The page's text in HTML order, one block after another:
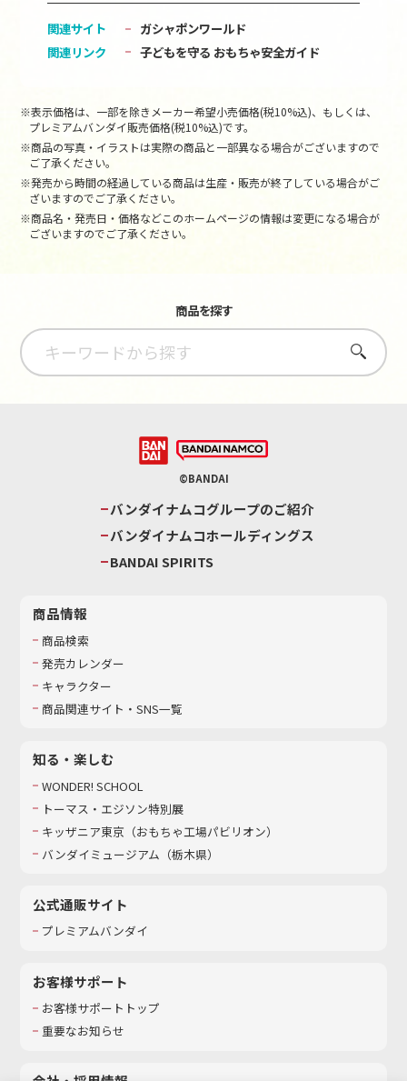
関連サイト
ガシャポンワールド
関連リンク
子どもを守る おもちゃ安全ガイド
※表示価格は、一部を除きメーカー希望小売価格(税10%込)、もしくは、
プレミアムバンダイ販売価格(税10%込)です。
※商品の写真・イラストは実際の商品と一部異なる場合がございますので
ご了承ください。
※発売から時間の経過している商品は生産・販売が終了している場合がご
ざいますのでご了承ください。
※商品名・発売日・価格などこのホームページの情報は変更になる場合が
ございますのでご了承ください。
商品を探す
さがす
©BANDAI
バンダイナムコグループのご紹介
バンダイナムコホールディングス
BANDAI SPIRITS
商品情報
商品検索
発売カレンダー
キャラクター
商品関連サイト・SNS一覧
知る・楽しむ
WONDER! SCHOOL
トーマス・エジソン特別展
キッザニア東京（おもちゃ工場パビリオン）​
バンダイミュージアム（栃木県）
公式通販サイト
プレミアムバンダイ
お客様サポート
お客様サポートトップ
重要なお知らせ